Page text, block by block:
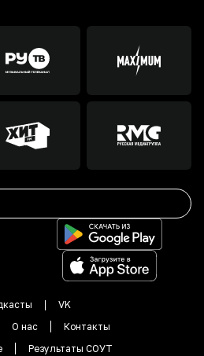
VK
О нас
Контакты
Результаты СОУТ